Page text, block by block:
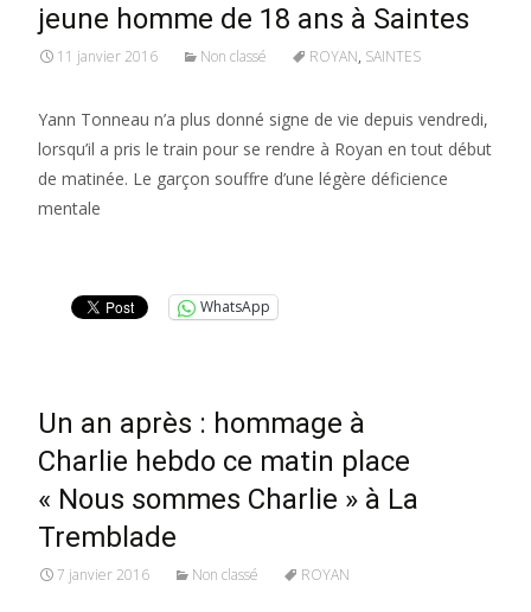
jeune homme de 18 ans à Saintes
11 janvier 2016 Non classé ROYAN, SAINTES
Yann Tonneau n’a plus donné signe de vie depuis vendredi,
lorsqu’il a pris le train pour se rendre à Royan en tout début
de matinée. Le garçon souffre d’une légère déficience
mentale
WhatsApp
Un an après : hommage à
Charlie hebdo ce matin place
« Nous sommes Charlie » à La
Tremblade
7 janvier 2016 Non classé ROYAN